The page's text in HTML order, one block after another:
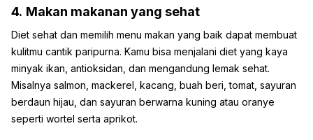
4. Makan makanan yang sehat
Diet sehat dan memilih menu makan yang baik dapat membuat
kulitmu cantik paripurna. Kamu bisa menjalani diet yang kaya
minyak ikan, antioksidan, dan mengandung lemak sehat.
Misalnya salmon, mackerel, kacang, buah beri, tomat, sayuran
berdaun hijau, dan sayuran berwarna kuning atau oranye
seperti wortel serta aprikot.